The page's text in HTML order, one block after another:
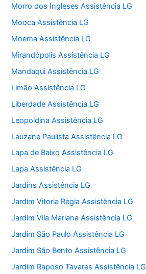
Morro dos Ingleses Assistência LG
Mooca Assistência LG
Moema Assistência LG
Mirandópolis Assistência LG
Mandaqui Assistência LG
Limão Assistência LG
Liberdade Assistência LG
Leopoldina Assistência LG
Lauzane Paulista Assistência LG
Lapa de Baixo Assistência LG
Lapa Assistência LG
Jardins Assistência LG
Jardim Vitoria Regia Assistência LG
Jardim Vila Mariana Assistência LG
Jardim São Paulo Assistência LG
Jardim São Bento Assistência LG
Jardim Raposo Tavares Assistência LG